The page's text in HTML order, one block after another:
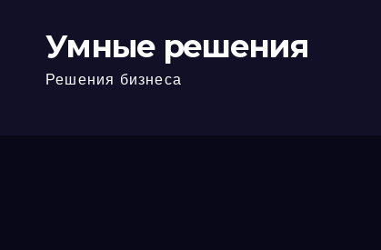
Умные решения
Решения бизнеса